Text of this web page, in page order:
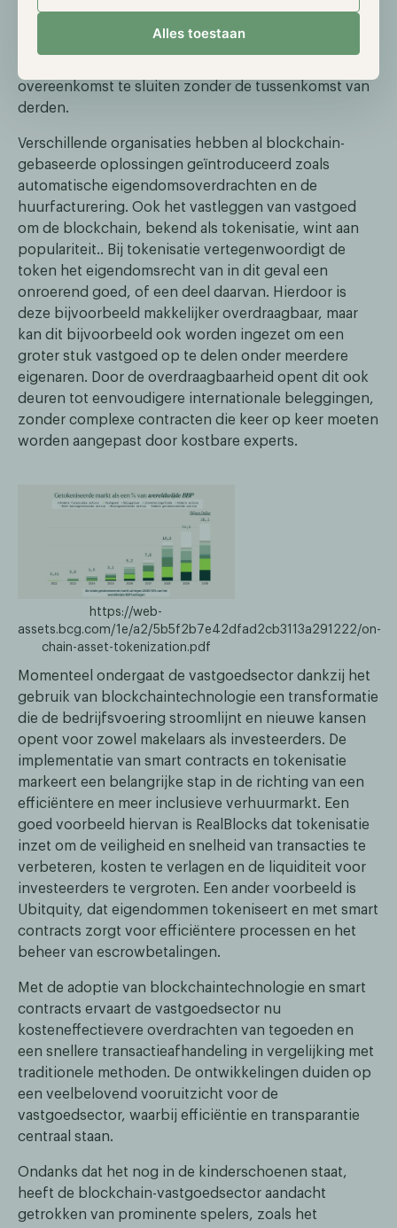
Alles toestaan
overeenkomst te sluiten zonder de tussenkomst van
derden.
Verschillende organisaties hebben al blockchain-
gebaseerde oplossingen geïntroduceerd zoals
automatische eigendomsoverdrachten en de
huurfacturering. Ook het vastleggen van vastgoed
om de blockchain, bekend als tokenisatie, wint aan
populariteit.. Bij tokenisatie vertegenwoordigt de
token het eigendomsrecht van in dit geval een
onroerend goed, of een deel daarvan. Hierdoor is
deze bijvoorbeeld makkelijker overdraagbaar, maar
kan dit bijvoorbeeld ook worden ingezet om een
groter stuk vastgoed op te delen onder meerdere
eigenaren. Door de overdraagbaarheid opent dit ook
deuren tot eenvoudigere internationale beleggingen,
zonder complexe contracten die keer op keer moeten
worden aangepast door kostbare experts.
https://web-
assets.bcg.com/1e/a2/5b5f2b7e42dfad2cb3113a291222/on-
chain-asset-tokenization.pdf
Momenteel ondergaat de vastgoedsector dankzij het
gebruik van blockchaintechnologie een transformatie
die de bedrijfsvoering stroomlijnt en nieuwe kansen
opent voor zowel makelaars als investeerders. De
implementatie van smart contracts en tokenisatie
markeert een belangrijke stap in de richting van een
efficiëntere en meer inclusieve verhuurmarkt. Een
goed voorbeeld hiervan is RealBlocks dat tokenisatie
inzet om de veiligheid en snelheid van transacties te
verbeteren, kosten te verlagen en de liquiditeit voor
investeerders te vergroten. Een ander voorbeeld is
Ubitquity, dat eigendommen tokeniseert en met smart
contracts zorgt voor efficiëntere processen en het
beheer van escrowbetalingen.
Met de adoptie van blockchaintechnologie en smart
contracts ervaart de vastgoedsector nu
kosteneffectievere overdrachten van tegoeden en
een snellere transactieafhandeling in vergelijking met
traditionele methoden. De ontwikkelingen duiden op
een veelbelovend vooruitzicht voor de
vastgoedsector, waarbij efficiëntie en transparantie
centraal staan.
Ondanks dat het nog in de kinderschoenen staat,
heeft de blockchain-vastgoedsector aandacht
getrokken van prominente spelers, zoals het